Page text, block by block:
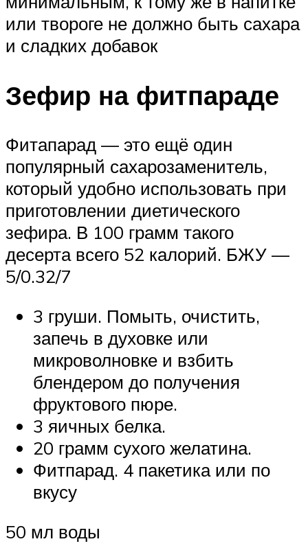
или твороге не должно быть сахара
и сладких добавок
Зефир на фитпараде
Фитапарад — это ещё один
популярный сахарозаменитель,
который удобно использовать при
приготовлении диетического
зефира. В 100 грамм такого
десерта всего 52 калорий. БЖУ —
5/0.32/7
3 груши. Помыть, очистить,
запечь в духовке или
микроволновке и взбить
блендером до получения
фруктового пюре.
3 яичных белка.
20 грамм сухого желатина.
Фитпарад. 4 пакетика или по
вкусу
50 мл воды